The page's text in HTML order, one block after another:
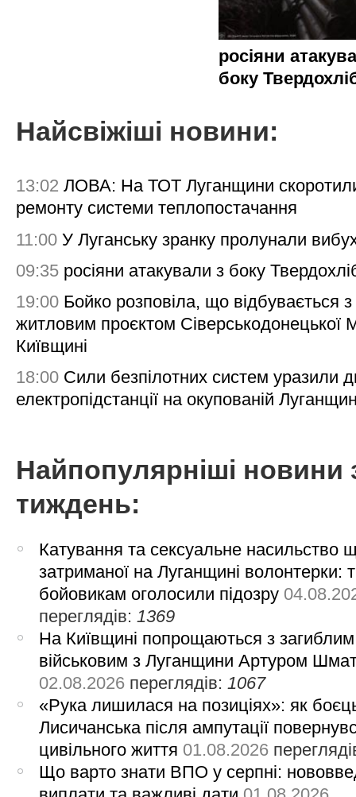
росіяни
боку
Найсвіжіші новини:
13:02 ЛОВА: На ТОТ Луганщини
ремонту системи теплопостачання
11:00 У Луганську зранку пролунали
09:35 росіяни атакували з боку
19:00 Бойко розповіла, що відбувається з
житловим проєктом Сіверськодонецької
Київщині
18:00 Сили безпілотних систем уразили
електропідстанції на окупованій
Найпопулярніші новини
тиждень:
Катування та сексуальне насильство
затриманої на Луганщині волонтерки:
бойовикам оголосили підозру
переглядів:1369
На Київщині попрощаються з загиблим
військовим з Луганщини Артуром
02.08.2026 переглядів:1067
«Рука лишилася на позиціях»: як
Лисичанська після ампутації
цивільного життя 01.08.2026
Що варто знати ВПО у серпні: